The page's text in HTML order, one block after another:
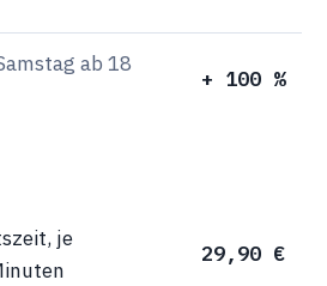
ab 18
+ 100 %
je
29,90 €